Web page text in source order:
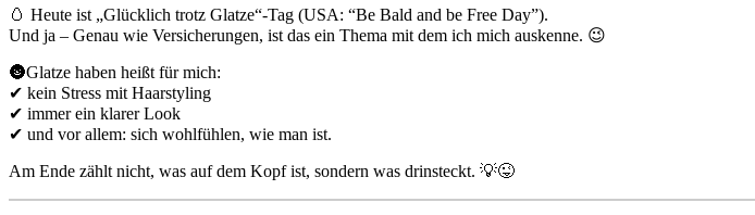
🥚 Heute ist „Glücklich trotz Glatze“-Tag (USA: “Be Bald and be Free Day”).
Und ja – Genau wie Versicherungen, ist das ein Thema mit dem ich mich auskenne. 😉
🌚Glatze haben heißt für mich:
✔ kein Stress mit Haarstyling
✔ immer ein klarer Look
✔ und vor allem: sich wohlfühlen, wie man ist.
Am Ende zählt nicht, was auf dem Kopf ist, sondern was drinsteckt. 💡😜